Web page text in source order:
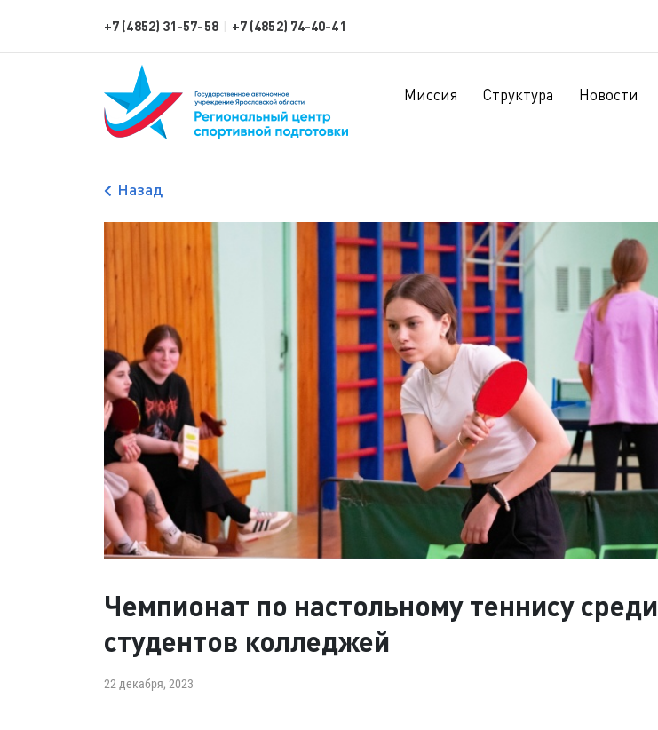
+7 (4852) 31-57-58 | +7 (4852) 74-40-41
Миссия Структура Новости
Назад
Чемпионат по настольному теннису среди
студентов колледжей
22 декабря, 2023